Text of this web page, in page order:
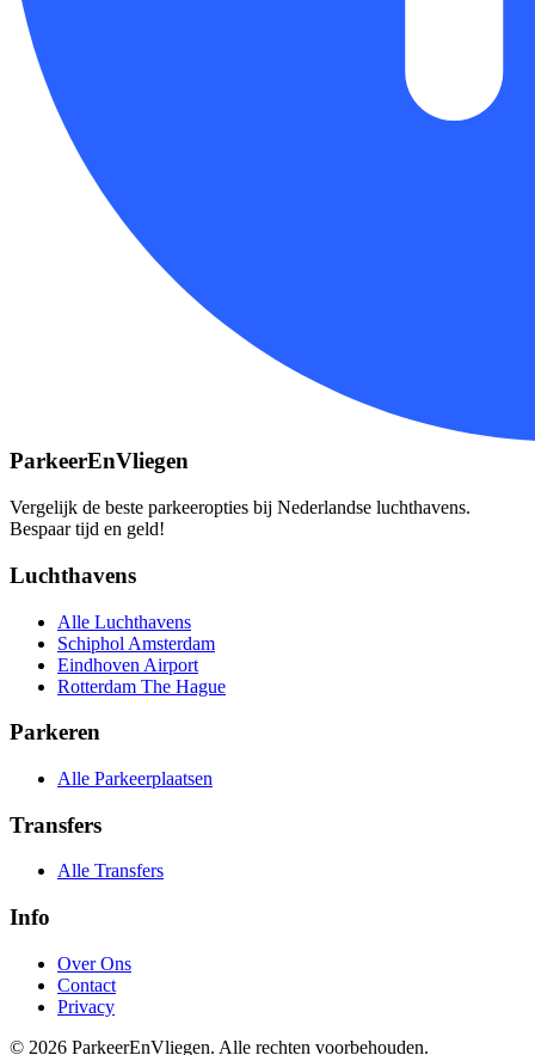
ParkeerEnVliegen
Vergelijk de beste parkeeropties bij Nederlandse luchthavens.
Bespaar tijd en geld!
Luchthavens
Alle Luchthavens
Schiphol Amsterdam
Eindhoven Airport
Rotterdam The Hague
Parkeren
Alle Parkeerplaatsen
Transfers
Alle Transfers
Info
Over Ons
Contact
Privacy
© 2026 ParkeerEnVliegen. Alle rechten voorbehouden.